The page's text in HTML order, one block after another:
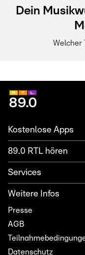
Dein
Welcher
Kostenlose Apps
89.0 RTL hören
Services
Weitere Infos
Presse
AGB
Datenschutz